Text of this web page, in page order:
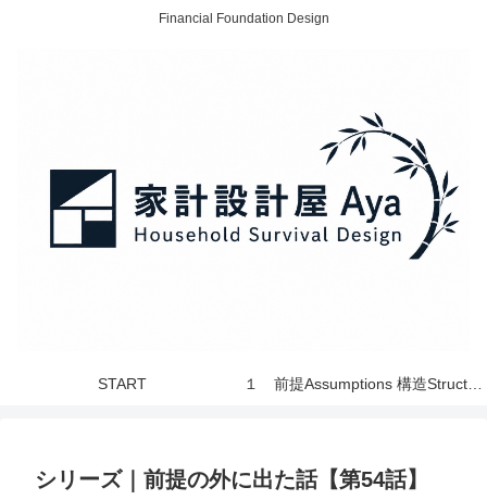
Financial Foundation Design
START
シリーズ｜前提の外に出た話【第54話】